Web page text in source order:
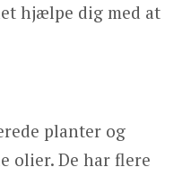
hjælpe dig med at
planter og
olier. De har flere